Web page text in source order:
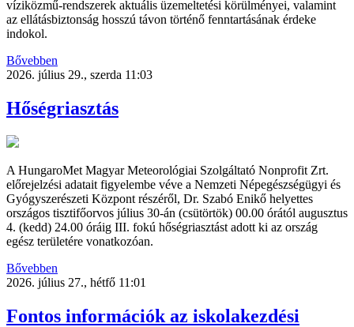
víziközmű-rendszerek aktuális üzemeltetési körülményei, valamint
az ellátásbiztonság hosszú távon történő fenntartásának érdeke
indokol.
Bővebben
2026. július 29., szerda 11:03
Hőségriasztás
A HungaroMet Magyar Meteorológiai Szolgáltató Nonprofit Zrt.
előrejelzési adatait figyelembe véve a Nemzeti Népegészségügyi és
Gyógyszerészeti Központ részéről, Dr. Szabó Enikő helyettes
országos tisztifőorvos július 30-án (csütörtök) 00.00 órától augusztus
4. (kedd) 24.00 óráig III. fokú hőségriasztást adott ki az ország
egész területére vonatkozóan.
Bővebben
2026. július 27., hétfő 11:01
Fontos információk az iskolakezdési